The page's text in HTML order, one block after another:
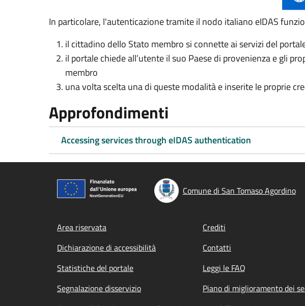
In particolare, l'autenticazione tramite il nodo italiano eIDAS
il cittadino dello Stato membro si connette ai servizi del
il portale chiede all’utente il suo Paese di provenienza e gli
membro
una volta scelta una di queste modalità e inserite le proprie
Approfondimenti
Accessing services through eIDAS authentication
Comune di San Tomaso Agordino
Footer menu
Area riservata Crediti
Dichiarazione di accessibilità
Contatti
Statistiche del portale
Leggi le FAQ
Segnalazione disservizio
Piano di miglioramento dei